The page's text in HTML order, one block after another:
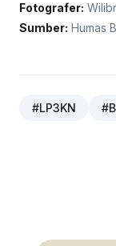
Fotografer:
Sumber: Humas
#LP3KN